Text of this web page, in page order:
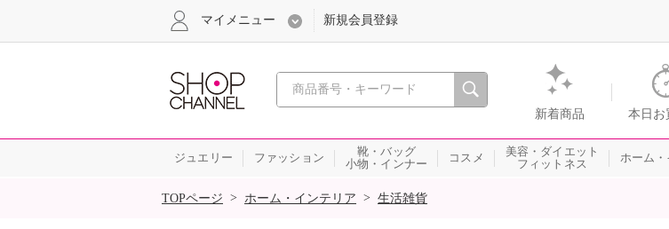
心おどる、瞬間を。通販・テレビショッピングのショップチャンネル
新着商品 本日お
マイメニュー 新規会員登録
ジュエリー ファッション
靴・バッグ
小物・インナー
コスメ
美容・ダイエット
フィットネス
ホーム
SALE
TOPページ > ホーム・インテリア > 生活雑貨